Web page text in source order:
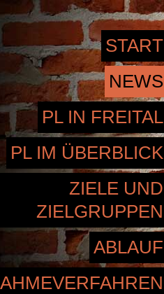
START
NEWS
PL IN FREITAL
PL IM ÜBERBLICK
ZIELE UND
ZIELGRUPPEN
ABLAUF